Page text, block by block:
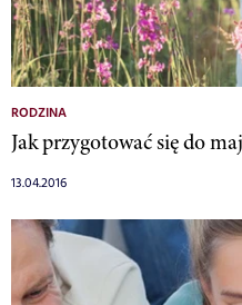
RODZINA
Jak przygotować się do
13.04.2016